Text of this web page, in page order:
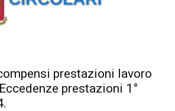
prestazioni lavoro
prestazioni 1°